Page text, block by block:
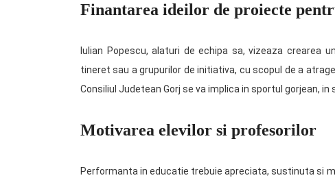
Finantarea ideilor de proiecte
Iulian Popescu, alaturi de echipa sa, vizeaza crearea
tineret sau a grupurilor de initiativa, cu scopul de a
Consiliul Judetean Gorj se va implica in sportul gorjean, in
Motivarea elevilor si profesorilor
Performanta in educatie trebuie apreciata, sustinuta si